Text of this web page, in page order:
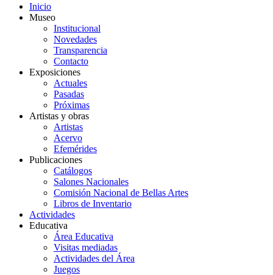
Inicio
Museo
Institucional
Novedades
Transparencia
Contacto
Exposiciones
Actuales
Pasadas
Próximas
Artistas y obras
Artistas
Acervo
Efemérides
Publicaciones
Catálogos
Salones Nacionales
Comisión Nacional de Bellas Artes
Libros de Inventario
Actividades
Educativa
Área Educativa
Visitas mediadas
Actividades del Área
Juegos